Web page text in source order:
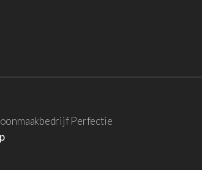
Perfectie